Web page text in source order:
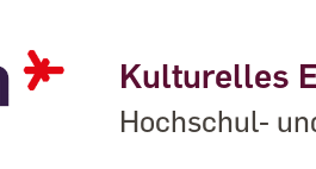
Kulturelles
Hochschul-